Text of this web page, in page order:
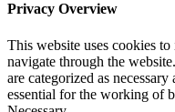
Privacy Overview
This website uses cookies
navigate through the
are categorized as
essential for the working of